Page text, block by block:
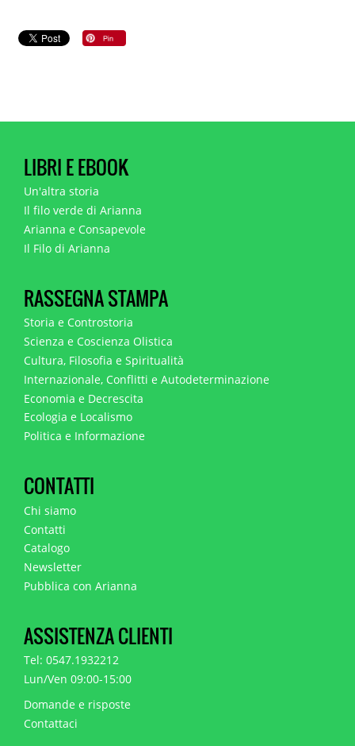
LIBRI E EBOOK
Un'altra storia
Il filo verde di Arianna
Arianna e Consapevole
Il Filo di Arianna
RASSEGNA STAMPA
Storia e Controstoria
Scienza e Coscienza Olistica
Cultura, Filosofia e Spiritualità
Internazionale, Conflitti e Autodeterminazione
Economia e Decrescita
Ecologia e Localismo
Politica e Informazione
CONTATTI
Chi siamo
Contatti
Catalogo
Newsletter
Pubblica con Arianna
ASSISTENZA CLIENTI
Tel: 0547.1932212
Lun/Ven 09:00-15:00
Domande e risposte
Contattaci